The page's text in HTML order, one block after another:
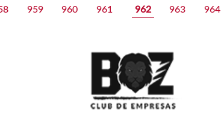
959 960 961 962 963 964